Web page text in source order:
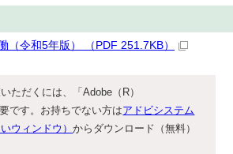
（令和5年版） （PDF 251.7KB）
ただくには、「Adobe（R）
です。お持ちでない方はアドビシステム
ウィンドウ）からダウンロード（無料）